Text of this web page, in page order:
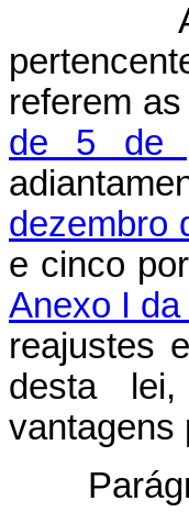
referem as
de 5 de
dezembro
e cinco
Anexo I
reajustes
desta
vantagens